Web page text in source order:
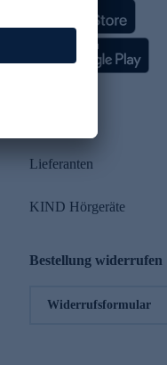
Lieferanten
KIND Hörgeräte
Bestellung widerrufen
Widerrufsformular